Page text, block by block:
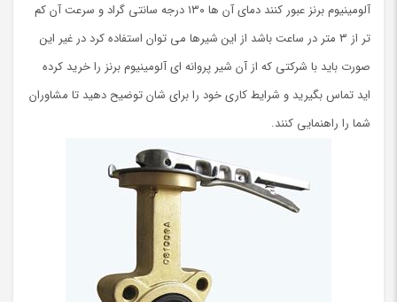
آلومینیوم برنز عبور کنند دمای آن ها ۱۳۰ درجه سانتی گراد و سرعت آن کم
تر از ۳ متر در ساعت باشد از این شیرها می توان استفاده کرد در غیر این
صورت باید با شرکتی که از آن شیر پروانه ای آلومینیوم برنز را خرید کرده
اید تماس بگیرید و شرایط کاری خود را برای شان توضیح دهید تا مشاوران
شما را راهنمایی کنند.